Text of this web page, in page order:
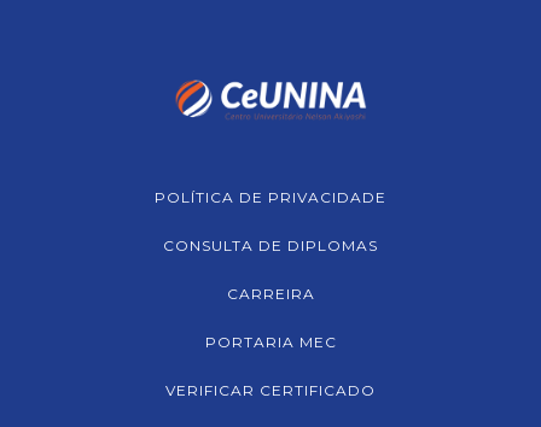
POLÍTICA DE PRIVACIDADE
CONSULTA DE DIPLOMAS
CARREIRA
PORTARIA MEC
VERIFICAR CERTIFICADO